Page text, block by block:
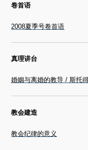
卷首语
2008夏季号卷首语
真理讲台
婚姻与离婚的教导 / 斯托
教会建造
教会纪律的意义